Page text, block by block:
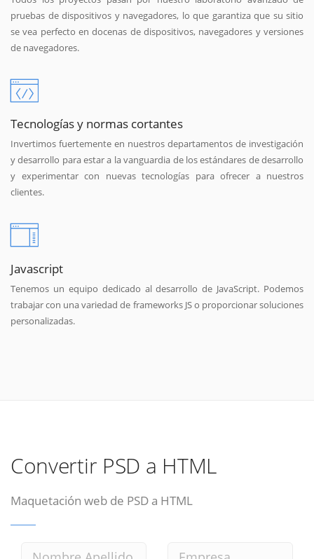
pruebas de dispositivos y navegadores, lo que garantiza que su sitio
se vea perfecto en docenas de dispositivos, navegadores y versiones
de navegadores.
Tecnologías y normas cortantes
Invertimos fuertemente en nuestros departamentos de investigación
y desarrollo para estar a la vanguardia de los estándares de desarrollo
y experimentar con nuevas tecnologías para ofrecer a nuestros
clientes.
Javascript
Tenemos un equipo dedicado al desarrollo de JavaScript. Podemos
trabajar con una variedad de frameworks JS o proporcionar soluciones
personalizadas.
Convertir PSD a HTML
Maquetación web de PSD a HTML